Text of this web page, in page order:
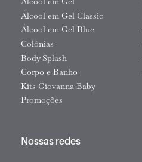
Álcool em Gel
Álcool em Gel Classic
Álcool em Gel Blue
Colônias
Body Splash
Corpo e Banho
Kits Giovanna Baby
Promoções
Nossas redes